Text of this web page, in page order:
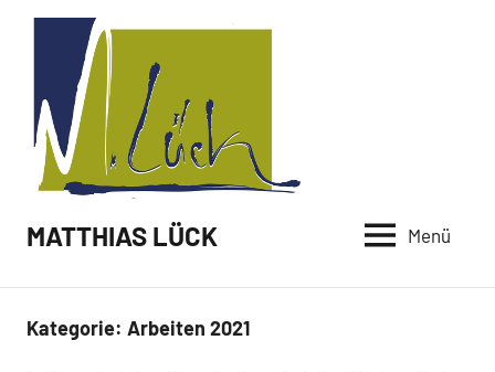
MATTHIAS LÜCK Menü
Kategorie: Arbeiten 2021